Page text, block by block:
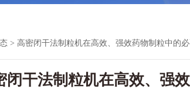
> 高密闭干法制粒机在高效、强效药物制粒中的
闭干法制粒机在高效、强